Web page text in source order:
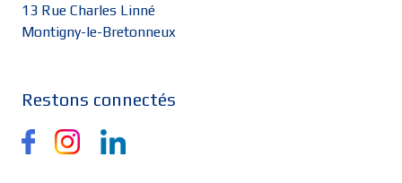
13 Rue Charles Linné
Montigny-le-Bretonneux
Restons connectés